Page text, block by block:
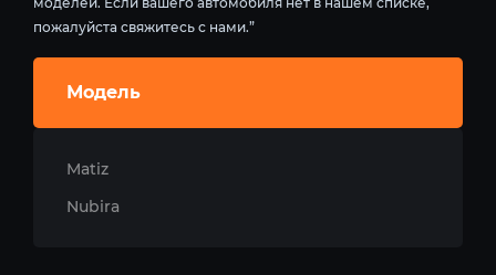
пожалуйста свяжитесь с нами.”
Модель
Matiz
Nubira